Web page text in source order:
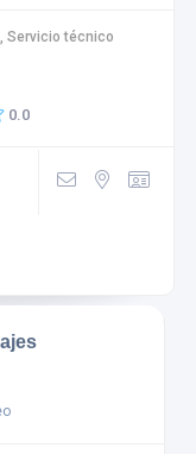
Servicio técnico
0.0